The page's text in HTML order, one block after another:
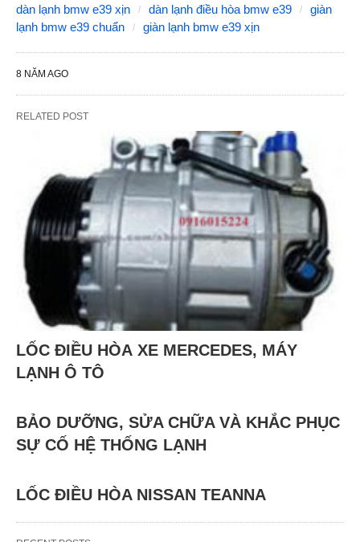
dàn lạnh bmw e39 xịn
dàn lạnh điều hòa bmw e39
giàn
lạnh bmw e39 chuẩn
giàn lạnh bmw e39 xịn
8 NĂM AGO
RELATED POST
LỐC ĐIỀU HÒA XE MERCEDES, MÁY
LẠNH Ô TÔ
BẢO DƯỠNG, SỬA CHỮA VÀ KHẮC PHỤC
SỰ CỐ HỆ THỐNG LẠNH
LỐC ĐIỀU HÒA NISSAN TEANNA